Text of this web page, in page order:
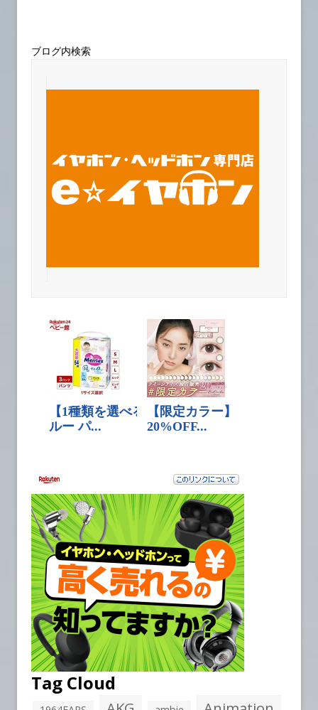
ブログ内検索
Tag Cloud